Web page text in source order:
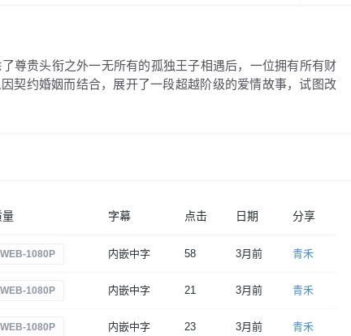
尊贵头衔之外一无所有的孤独王子相遇后，一位拥有所有财
契约婚姻而结合，展开了一段超越阶级的爱情故事，试图改
量 字幕 点击 日期 分享
WEB-1080P 内嵌中字 58 3月前 青禾
WEB-1080P 内嵌中字 21 3月前 青禾
WEB-1080P 内嵌中字 23 3月前 青禾